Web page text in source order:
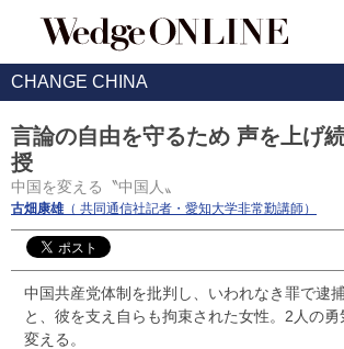
CHANGE CHINA
言論の自由を守るため 声を上げ
授
中国を変える〝中国人〟
古畑康雄（ 共同通信社記者・愛知大学非常勤講師）
中国共産党体制を批判し、いわれなき罪で逮
と、彼を支え自らも拘束された女性。2人の
変える。